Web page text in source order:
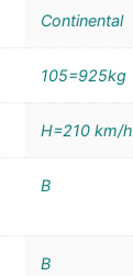
Continental
105=925kg
H=210 km/h
B
B